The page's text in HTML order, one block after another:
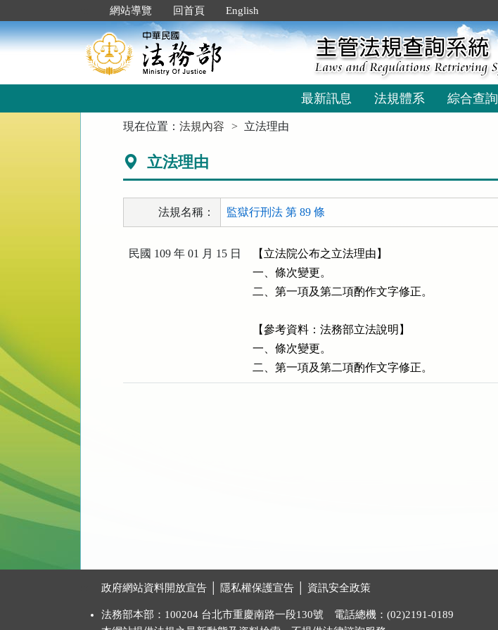
到
主
要
網站導覽 回首頁 English
最新訊息 法規體系 綜合查詢
現在位置：法規內容 立法理由
立法理由
法規名稱： 監獄行刑法 第 89 條
民國 109 年 01 月 15 日
【立法院公布之立法理由】
一、條次變更。
二、第一項及第二項酌作文字修正。
【參考資料：法務部立法說明】
一、條次變更。
二、第一項及第二項酌作文字修正。
政府網站資料開放宣告 隱私權保護宣告 資訊安全政策
法務部本部：100204 台北市重慶南路一段130號 電話總機：(02)2191-0189